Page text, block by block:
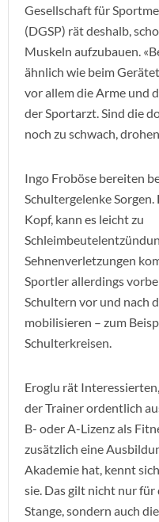
Gesellschaft für
(DGSP) rät deshalb,
Muskeln aufzubauen.
ähnlich wie beim
vor allem die Arme und
der Sportarzt. Sind die
noch zu schwach,
Ingo Froböse bereiten
Schultergelenke
Kopf, kann es leicht zu
Sehnenverletzungen
Sportler allerdings
Schultern vor und nach
mobilisieren – zum
Schulterkreisen.
Eroglu rät
der Trainer ordentlich
B- oder A-Lizenz als
zusätzlich eine
Akademie hat, kennt
sie. Das gilt nicht nur für
Stange, sondern auch